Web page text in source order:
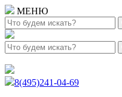
МЕНЮ
8(495)241-04-69